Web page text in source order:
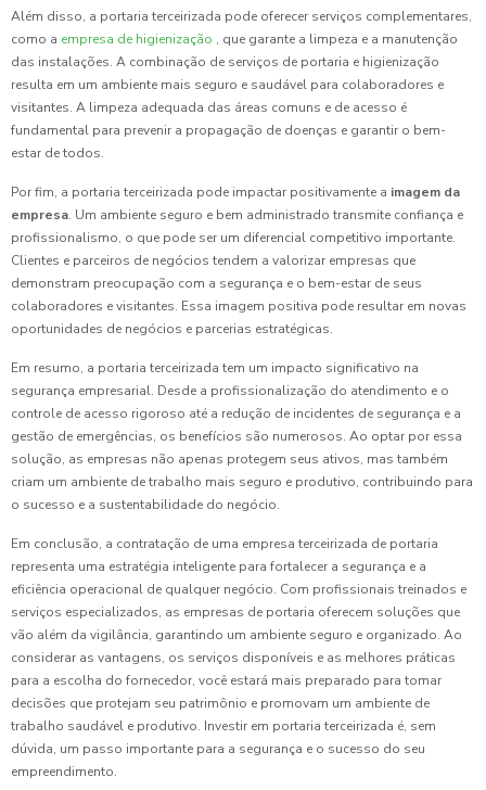
Além disso, a portaria terceirizada pode oferecer serviços complementares,
como a empresa de higienização , que garante a limpeza e a manutenção
das instalações. A combinação de serviços de portaria e higienização
resulta em um ambiente mais seguro e saudável para colaboradores e
visitantes. A limpeza adequada das áreas comuns e de acesso é
fundamental para prevenir a propagação de doenças e garantir o bem-
estar de todos.
Por fim, a portaria terceirizada pode impactar positivamente a imagem da
empresa. Um ambiente seguro e bem administrado transmite confiança e
profissionalismo, o que pode ser um diferencial competitivo importante.
Clientes e parceiros de negócios tendem a valorizar empresas que
demonstram preocupação com a segurança e o bem-estar de seus
colaboradores e visitantes. Essa imagem positiva pode resultar em novas
oportunidades de negócios e parcerias estratégicas.
Em resumo, a portaria terceirizada tem um impacto significativo na
segurança empresarial. Desde a profissionalização do atendimento e o
controle de acesso rigoroso até a redução de incidentes de segurança e a
gestão de emergências, os benefícios são numerosos. Ao optar por essa
solução, as empresas não apenas protegem seus ativos, mas também
criam um ambiente de trabalho mais seguro e produtivo, contribuindo para
o sucesso e a sustentabilidade do negócio.
Em conclusão, a contratação de uma empresa terceirizada de portaria
representa uma estratégia inteligente para fortalecer a segurança e a
eficiência operacional de qualquer negócio. Com profissionais treinados e
serviços especializados, as empresas de portaria oferecem soluções que
vão além da vigilância, garantindo um ambiente seguro e organizado. Ao
considerar as vantagens, os serviços disponíveis e as melhores práticas
para a escolha do fornecedor, você estará mais preparado para tomar
decisões que protejam seu patrimônio e promovam um ambiente de
trabalho saudável e produtivo. Investir em portaria terceirizada é, sem
dúvida, um passo importante para a segurança e o sucesso do seu
empreendimento.